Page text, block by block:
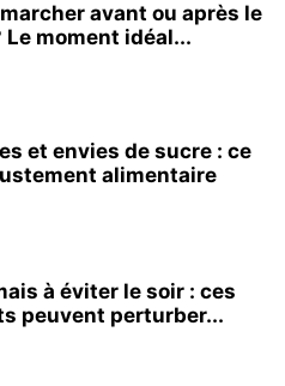
avant ou après le
Le moment idéal...
et envies de sucre : ce
alimentaire
à éviter le soir : ces
peuvent perturber...